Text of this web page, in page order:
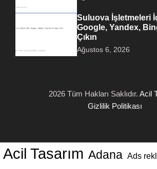
Suluova İşletmeleri
Google, Yandex,
Çıkın
Ağustos 6, 2026
2026 Tüm Hakları Saklıdır. Acil
Gizlilik Politikası
Acil Tasarım Adana Ads